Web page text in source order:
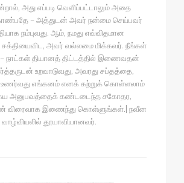
அது எப்படி வெளிப்பட்டாலும் அதை
– அத்துடன் அவர் நன்மை செய்பவர்
நம்புவது. ஆம், நமது எவ்விதமான
அவர் வல்லமை மிக்கவர். நீங்கள்
– நாட்கள் தியானத் திட்டத்தில் இணைவதன்
உறவாடுவது, அவரது சப்தத்தை,
எங்கனம் எனக் கற்றுக் கொள்ளலாம்
அனுபவத்தைக் கண்டடைந்த சகோதர,
விரைவாக இணைந்து கொள்ளுங்கள்.| நவீன
வாழ்வியலில் தூயாவியானவர்.